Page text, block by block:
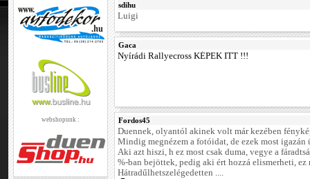
webshopunk :
sdihu
Luigi
Gaca
Nyírádi Rallyecross KÉPEK ITT !!!
Fordos45
Duennek, olyantól akinek volt már kezében
Mindig megnézem a fotóidat, de ezek most igazán
Aki azt hiszi, h ez most csak duma, vegye a
%-ban bejöttek, pedig aki ért hozzá elismerheti, ez
Hátradűlhetszelégedetten ....